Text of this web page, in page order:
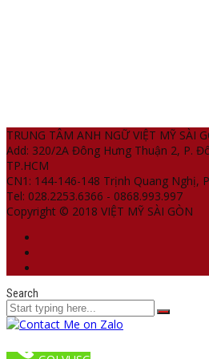
TRUNG TÂM ANH NGỮ VIỆT MỸ SÀI
Add: 320/2A Đông Hưng Thuận 2, P.
TP.HCM
CN1: 144-146-148 Trịnh Quang Nghị,
Tel: 028.2253.6366 - 0868.993.997
Copyright © 2018 VIỆT MỸ SÀI GÒN
Search